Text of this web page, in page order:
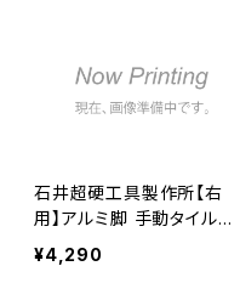
石井超硬工具製作所【右
用】アルミ脚 手動タイル切
断機 JWS-480TCLA/JW
S-660TCLA用 ≪代引き不
¥4,290